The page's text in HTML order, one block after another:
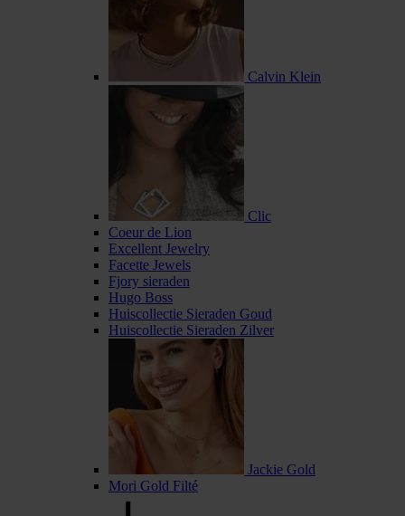
Calvin Klein
Clic
Coeur de Lion
Excellent Jewelry
Facette Jewels
Fjory sieraden
Hugo Boss
Huiscollectie Sieraden Goud
Huiscollectie Sieraden Zilver
Jackie Gold
Mori Gold Filté